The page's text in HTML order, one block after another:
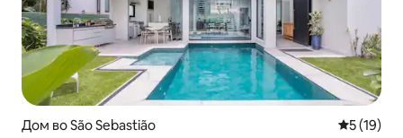
Дом во São Sebastião Просечна
5 (19)